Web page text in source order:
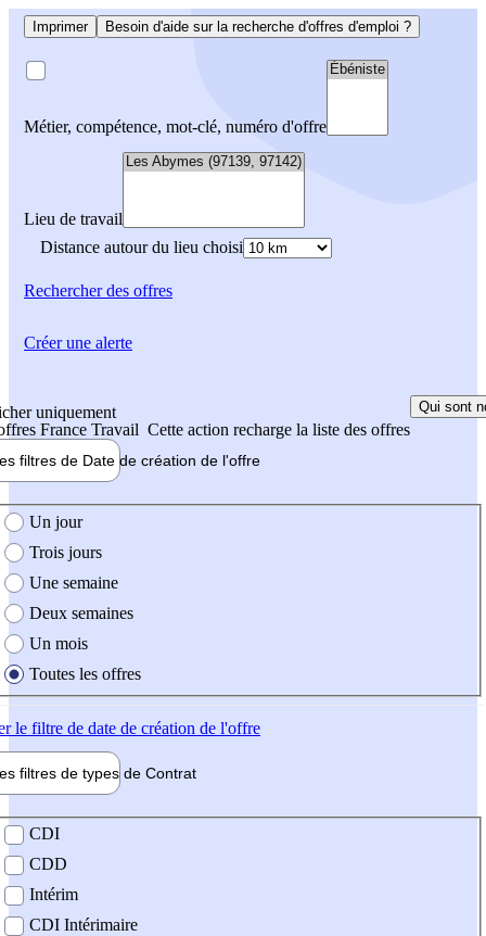
Imprimer Besoin d'aide sur la recherche d'offres d'emploi ?
Métier, compétence, mot-clé, numéro d'offre
Lieu de travail
Distance autour du lieu choisi
Rechercherdes offres
uniquement
France Travail Cette action recharge la liste des offres
Qui sont
filtres de Date de création de l'offre
création de l'offre
Un jour
Trois jours
Une semaine
Deux semaines
Un mois
Toutes les offres
le filtre de date de création de l'offre
filtres de types de Contrat
contrat
CDI
CDD
Intérim
CDI Intérimaire
Créer une alerte